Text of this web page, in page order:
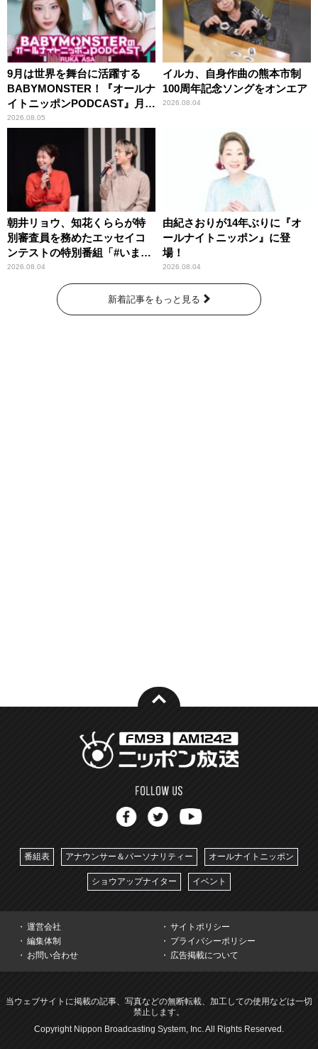
9月は世界を舞台に活躍する
BABYMONSTER！『オールナ
イトニッポンPODCAST』月替
わりパーソナリティ
2026.08.05
イルカ、自身作曲の熊本市制
100周年記念ソングをオンエア
2026.08.04
朝井リョウ、知花くららが特
別審査員を務めたエッセイコ
ンテストの特別番組「#いまあ
なたに伝えたいこと」
2026.08.04
由紀さおりが14年ぶりに『オ
ールナイトニッポン』に登
場！
2026.08.04
新着記事をもっと見る
番組表 アナウンサー＆パーソナリティー オールナイトニッポン
ショウアップナイター イベント
運営会社
サイトポリシー
編集体制
プライバシーポリシー
お問い合わせ
広告掲載について
当ウェブサイトに掲載の記事、写真などの無断転載、加工しての使用などは一切
禁止します。
Copyright Nippon Broadcasting System, Inc. All Rights Reserved.